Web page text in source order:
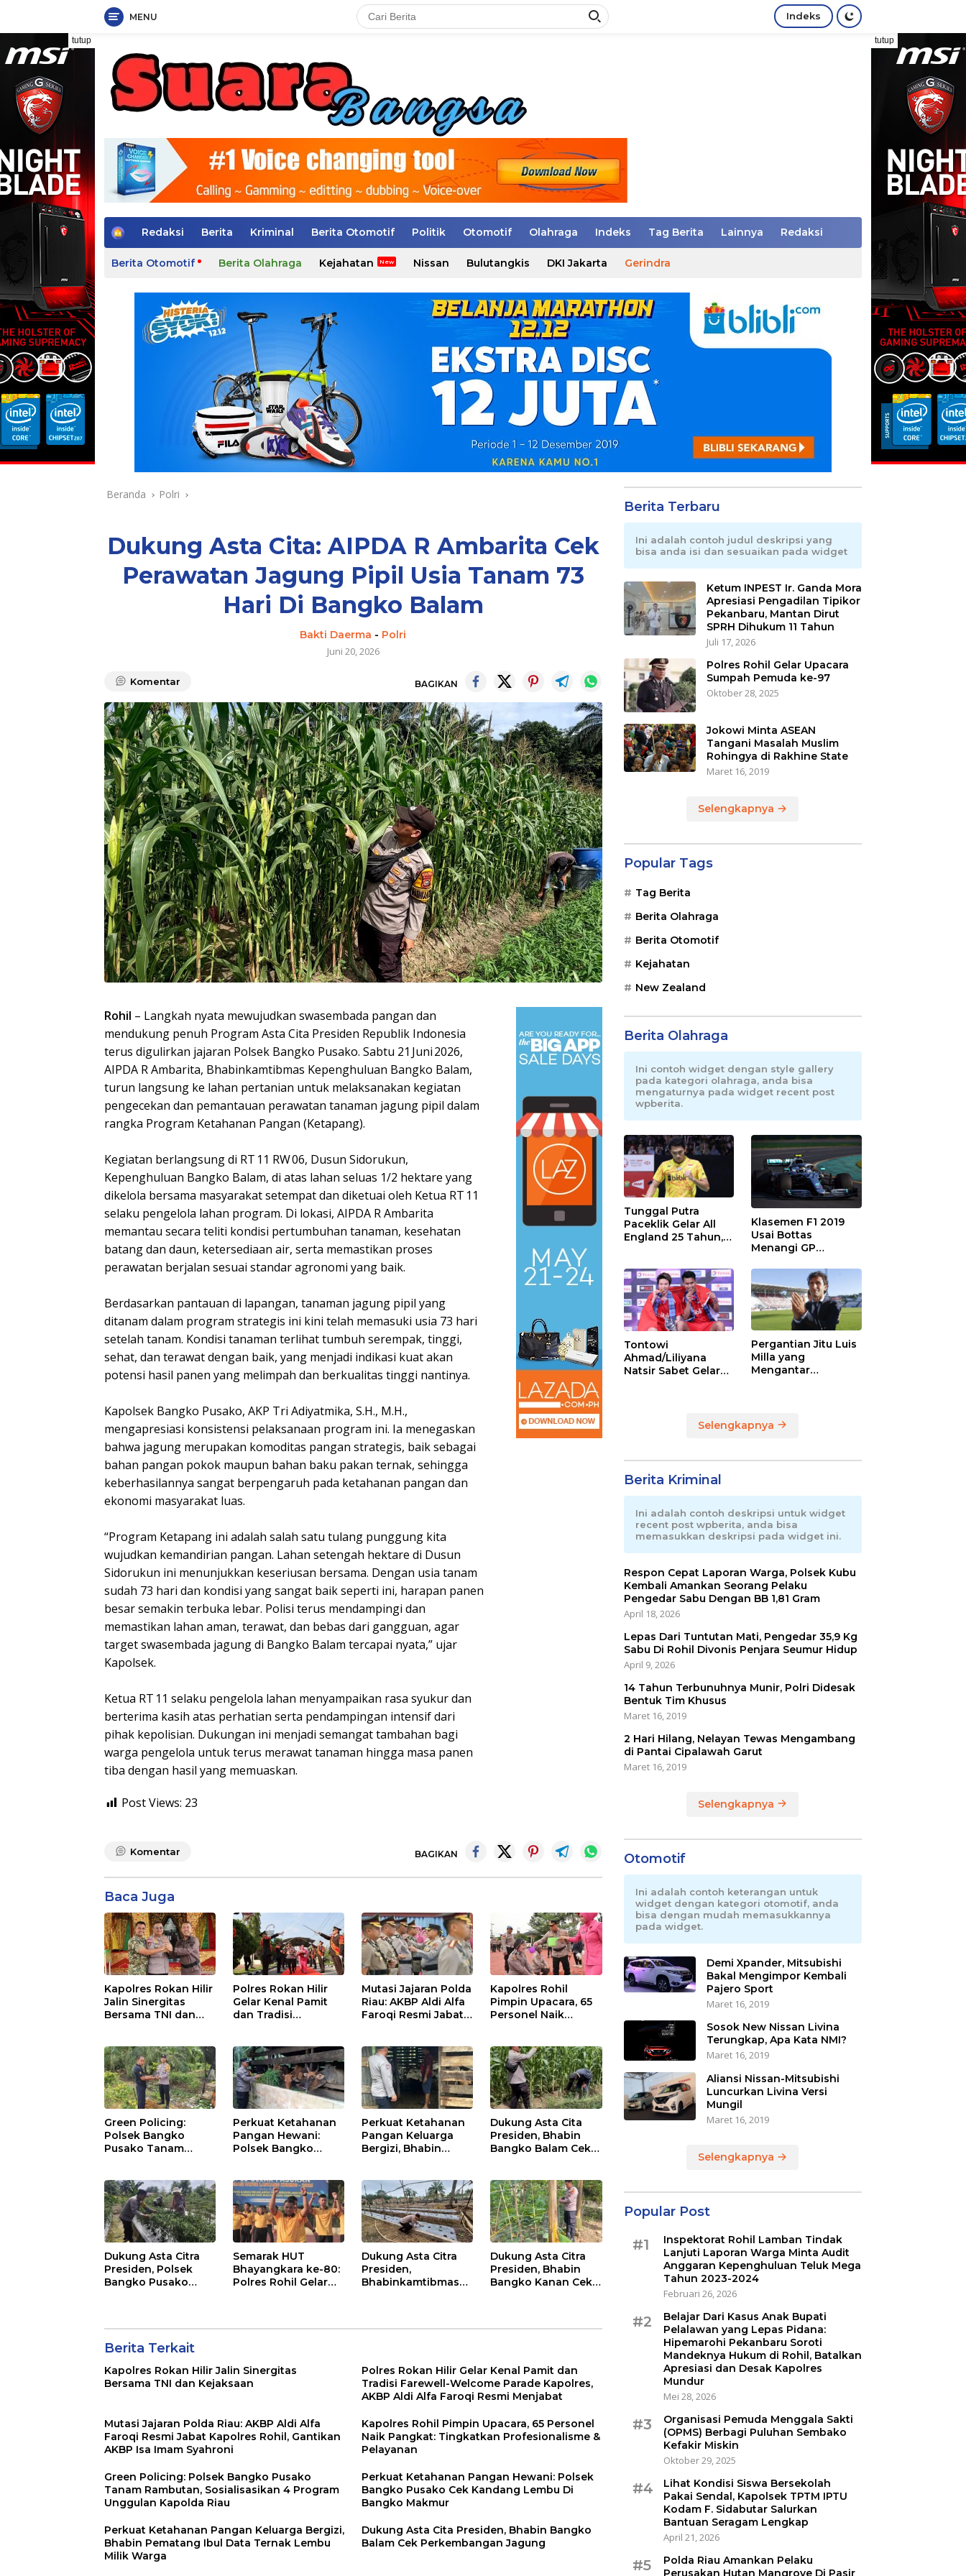
ke
MENU Indeks
tutup tutup
H
m
e
Redaksi Berita Kriminal Berita Otomotif Politik Otomotif Olahraga Indeks Tag Berita Lainnya Redaksi
Berita Otomotif Berita Olahraga Kejahatan Nissan Bulutangkis DKI Jakarta Gerindra
Beranda Polri
Dukung Asta Cita: AIPDA R Ambarita Cek
Perawatan Jagung Pipil Usia Tanam 73
Hari Di Bangko Balam
Bakti Daerma - Polri
Juni 20, 2026
Komentar BAGIKAN
Rohil – Langkah nyata mewujudkan swasembada pangan dan
mendukung penuh Program Asta Cita Presiden Republik Indonesia
terus digulirkan jajaran Polsek Bangko Pusako. Sabtu 21 Juni 2026,
AIPDA R Ambarita, Bhabinkamtibmas Kepenghuluan Bangko Balam,
turun langsung ke lahan pertanian untuk melaksanakan kegiatan
pengecekan dan pemantauan perawatan tanaman jagung pipil dalam
rangka Program Ketahanan Pangan (Ketapang).
Kegiatan berlangsung di RT 11 RW 06, Dusun Sidorukun,
Kepenghuluan Bangko Balam, di atas lahan seluas 1/2 hektare yang
dikelola bersama masyarakat setempat dan diketuai oleh Ketua RT 11
selaku pengelola lahan program. Di lokasi, AIPDA R Ambarita
memantau secara teliti kondisi pertumbuhan tanaman, kesehatan
batang dan daun, ketersediaan air, serta memastikan proses
perawatan berjalan sesuai standar agronomi yang baik.
Berdasarkan pantauan di lapangan, tanaman jagung pipil yang
ditanam dalam program strategis ini kini telah memasuki usia 73 hari
setelah tanam. Kondisi tanaman terlihat tumbuh serempak, tinggi,
sehat, dan terawat dengan baik, yang menjadi indikasi kuat akan
potensi hasil panen yang melimpah dan berkualitas tinggi nantinya.
Kapolsek Bangko Pusako, AKP Tri Adiyatmika, S.H., M.H.,
mengapresiasi konsistensi pelaksanaan program ini. Ia menegaskan
bahwa jagung merupakan komoditas pangan strategis, baik sebagai
bahan pangan pokok maupun bahan baku pakan ternak, sehingga
keberhasilannya sangat berpengaruh pada ketahanan pangan dan
ekonomi masyarakat luas.
“Program Ketapang ini adalah salah satu tulang punggung kita
wujudkan kemandirian pangan. Lahan setengah hektare di Dusun
Sidorukun ini menunjukkan keseriusan bersama. Dengan usia tanam
sudah 73 hari dan kondisi yang sangat baik seperti ini, harapan panen
besar semakin terbuka lebar. Polisi terus mendampingi dan
memastikan lahan aman, terawat, dan bebas dari gangguan, agar
target swasembada jagung di Bangko Balam tercapai nyata,” ujar
Kapolsek.
Ketua RT 11 selaku pengelola lahan menyampaikan rasa syukur dan
berterima kasih atas perhatian serta pendampingan intensif dari
pihak kepolisian. Dukungan ini menjadi semangat tambahan bagi
warga pengelola untuk terus merawat tanaman hingga masa panen
tiba dengan hasil yang memuaskan.
Post Views: 23
Komentar BAGIKAN
Baca Juga
Kapolres Rokan Hilir
Jalin Sinergitas
Bersama TNI dan
Polres Rokan Hilir
Gelar Kenal Pamit
dan Tradisi
AKBP Aldi Alfa
Faroqi Resmi
Menjabat
Mutasi Jajaran Polda
Riau: AKBP Aldi Alfa
Faroqi Resmi Jabat
Imam Syahroni
Kapolres Rohil
Pimpin Upacara, 65
Personel Naik
Profesionalisme &
Pelayanan
Green Policing:
Polsek Bangko
Pusako Tanam
Program Unggulan
Kapolda Riau
Perkuat Ketahanan
Pangan Hewani:
Polsek Bangko
Bangko Makmur
Perkuat Ketahanan
Pangan Keluarga
Bergizi, Bhabin
Warga
Dukung Asta Cita
Presiden, Bhabin
Bangko Balam Cek
Dukung Asta Citra
Presiden, Polsek
Bangko Pusako
Semarak HUT
Bhayangkara ke-80:
Polres Rohil Gelar
Dukung Asta Citra
Presiden,
Bhabinkamtibmas
Dukung Asta Citra
Presiden, Bhabin
Bangko Kanan Cek
Berita Terkait
Kapolres Rokan Hilir Jalin Sinergitas
Bersama TNI dan Kejaksaan
Polres Rokan Hilir Gelar Kenal Pamit dan
Tradisi Farewell-Welcome Parade Kapolres,
AKBP Aldi Alfa Faroqi Resmi Menjabat
Mutasi Jajaran Polda Riau: AKBP Aldi Alfa
Faroqi Resmi Jabat Kapolres Rohil, Gantikan
AKBP Isa Imam Syahroni
Kapolres Rohil Pimpin Upacara, 65 Personel
Naik Pangkat: Tingkatkan Profesionalisme &
Pelayanan
Green Policing: Polsek Bangko Pusako
Tanam Rambutan, Sosialisasikan 4 Program
Unggulan Kapolda Riau
Perkuat Ketahanan Pangan Hewani: Polsek
Bangko Pusako Cek Kandang Lembu Di
Bangko Makmur
Perkuat Ketahanan Pangan Keluarga Bergizi,
Bhabin Pematang Ibul Data Ternak Lembu
Milik Warga
Dukung Asta Cita Presiden, Bhabin Bangko
Balam Cek Perkembangan Jagung
Berita Terbaru
Ini adalah contoh judul deskripsi yang
bisa anda isi dan sesuaikan pada widget
Ketum INPEST Ir. Ganda Mora
Apresiasi Pengadilan Tipikor
Pekanbaru, Mantan Dirut
SPRH Dihukum 11 Tahun
Juli 17, 2026
Polres Rohil Gelar Upacara
Sumpah Pemuda ke-97
Oktober 28, 2025
Jokowi Minta ASEAN
Tangani Masalah Muslim
Rohingya di Rakhine State
Maret 16, 2019
Selengkapnya
Popular Tags
Tag Berita
Berita Olahraga
Berita Otomotif
Kejahatan
New Zealand
Berita Olahraga
Ini contoh widget dengan style gallery
pada kategori olahraga, anda bisa
mengaturnya pada widget recent post
wpberita.
Tunggal Putra
Paceklik Gelar All
England 25 Tahun,
Klasemen F1 2019
Usai Bottas
Menangi GP
Tontowi
Ahmad/Liliyana
Natsir Sabet Gelar
Pergantian Jitu Luis
Milla yang
Mengantar
Selengkapnya
Berita Kriminal
Ini adalah contoh deskripsi untuk widget
recent post wpberita, anda bisa
memasukkan deskripsi pada widget ini.
Respon Cepat Laporan Warga, Polsek Kubu
Kembali Amankan Seorang Pelaku
Pengedar Sabu Dengan BB 1,81 Gram
April 18, 2026
Lepas Dari Tuntutan Mati, Pengedar 35,9 Kg
Sabu Di Rohil Divonis Penjara Seumur Hidup
April 9, 2026
14 Tahun Terbunuhnya Munir, Polri Didesak
Bentuk Tim Khusus
Maret 16, 2019
2 Hari Hilang, Nelayan Tewas Mengambang
di Pantai Cipalawah Garut
Maret 16, 2019
Selengkapnya
Otomotif
Ini adalah contoh keterangan untuk
widget dengan kategori otomotif, anda
bisa dengan mudah memasukkannya
pada widget.
Demi Xpander, Mitsubishi
Bakal Mengimpor Kembali
Pajero Sport
Maret 16, 2019
Sosok New Nissan Livina
Terungkap, Apa Kata NMI?
Maret 16, 2019
Aliansi Nissan-Mitsubishi
Luncurkan Livina Versi
Mungil
Maret 16, 2019
Selengkapnya
Popular Post
#1
Inspektorat Rohil Lamban Tindak
Lanjuti Laporan Warga Minta Audit
Anggaran Kepenghuluan Teluk Mega
Tahun 2023-2024
Februari 26, 2026
#2
Belajar Dari Kasus Anak Bupati
Pelalawan yang Lepas Pidana:
Hipemarohi Pekanbaru Soroti
Mandeknya Hukum di Rohil, Batalkan
Apresiasi dan Desak Kapolres
Mundur
Mei 28, 2026
#3
Organisasi Pemuda Menggala Sakti
(OPMS) Berbagi Puluhan Sembako
Kefakir Miskin
Oktober 29, 2025
#4
Lihat Kondisi Siswa Bersekolah
Pakai Sendal, Kapolsek TPTM IPTU
Kodam F. Sidabutar Salurkan
Bantuan Seragam Lengkap
April 21, 2026
#5
Polda Riau Amankan Pelaku
Perusakan Hutan Mangrove Di Pasir